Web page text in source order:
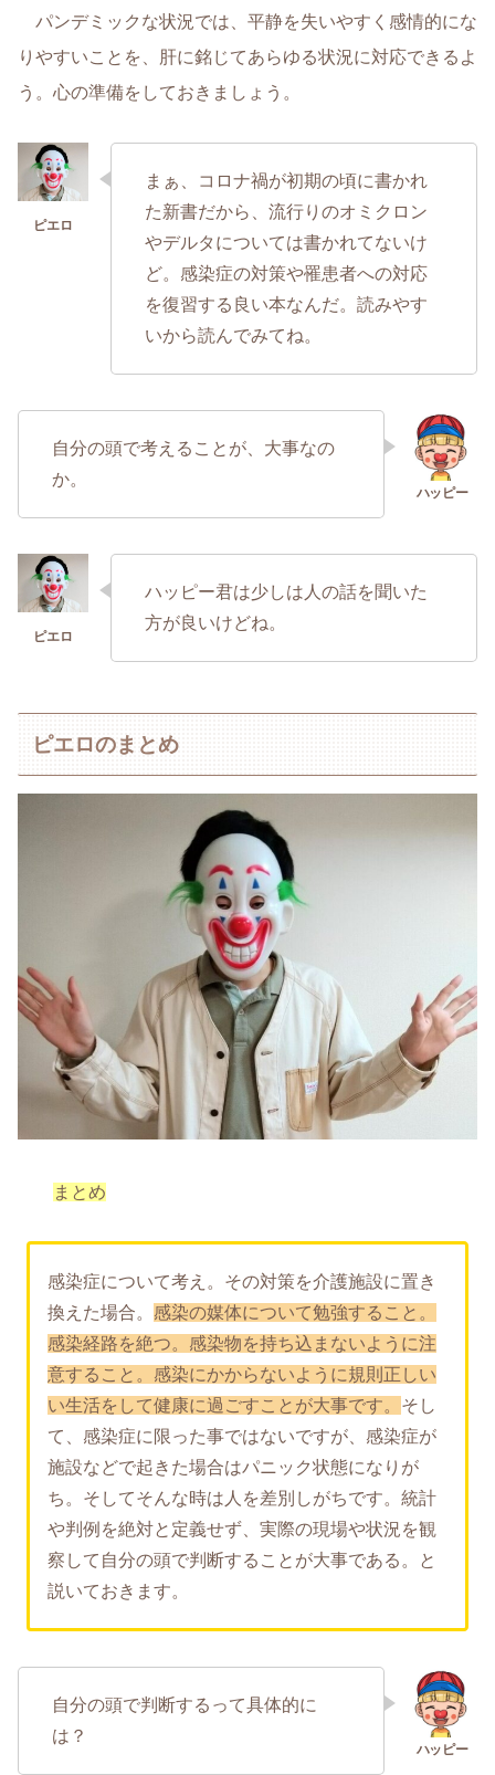
パンデミックな状況では、平静を失いやすく感情的にな
りやすいことを、肝に銘じてあらゆる状況に対応できるよ
う。心の準備をしておきましょう。
まぁ、コロナ禍が初期の頃に書かれ
た新書だから、流行りのオミクロン
やデルタについては書かれてないけ
ど。感染症の対策や罹患者への対応
を復習する良い本なんだ。読みやす
いから読んでみてね。
自分の頭で考えることが、大事なの
か。
ハッピー君は少しは人の話を聞いた
方が良いけどね。
ピエロのまとめ
まとめ
感染症について考え。その対策を介護施設に置き
換えた場合。 感染の媒体について勉強すること。
感染経路を絶つ。感染物を持ち込まないように注
意すること。感染にかからないように規則正しい
い生活をして健康に過ごすことが大事です。 そし
て、感染症に限った事ではないですが、感染症が
施設などで起きた場合はパニック状態になりが
ち。そしてそんな時は人を差別しがちです。統計
や判例を絶対と定義せず、実際の現場や状況を観
察して自分の頭で判断することが大事である。と
説いておきます。
自分の頭で判断するって具体的に
は？